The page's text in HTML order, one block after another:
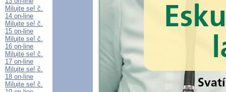
Milujte se! č.
14 on-line
Milujte se! č.
15 on-line
Milujte se! č.
16 on-line
Milujte se! č.
17 on-line
Milujte se! č.
18 on-line
Milujte se! č.